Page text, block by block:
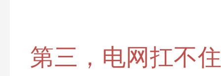
第三，电网扛不